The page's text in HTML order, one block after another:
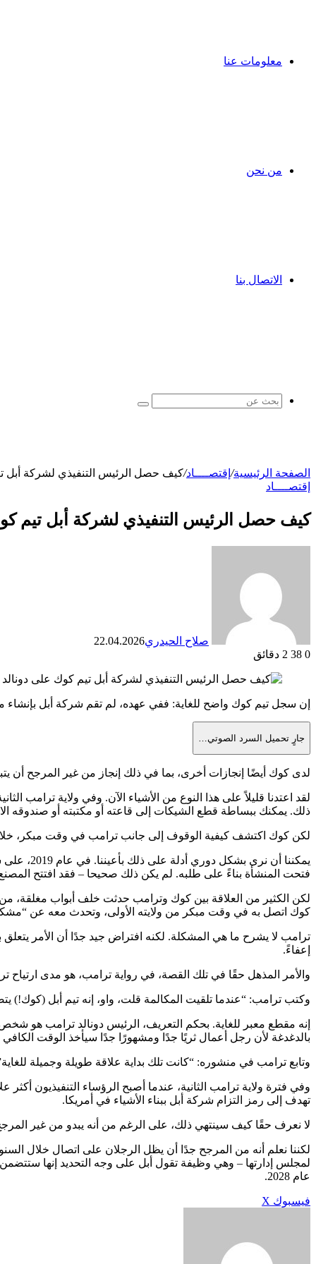
معلومات عنا
من نحن
الاتصال بنا
بحث
الصفحة الرئيسية/ إقتصــــاد/كيف حصل الرئيس التنفيذي لشركة أبل
إقتصــــاد
كيف حصل الرئيس التنفيذي لشركة أبل تيم
صلاح الحيدري22.04.2026
0
2 دقائق
إن سجل تيم كوك واضح للغاية: ففي عهده، لم تقم شركة أبل بإنشاء
جارٍ تحميل السرد الصوتي…
لدى كوك أيضًا إنجازات أخرى، بما في ذلك إنجاز من غير المرجح أن
لقد اعتدنا قليلاً على هذا النوع من الأشياء الآن. وفي ولاية ترامب
ذلك. يمكنك ببساطة قطع الشيكات إلى قاعته أو مكتبته أو صندوقه
لكن كوك اكتشف كيفية الوقوف إلى جانب ترامب في وقت مبكر، خلال
يمكننا
فتحت المنشأة بناءً على طلبه. لم يكن ذلك صحيحا – فقد افتتح المصنع في عام 2013، خلال إدارة أوباما – لكن كوك لم يكلف نفسه
لكن الكثير من العلاقة بين كوك وترامب حدثت خلف أبواب مغلقة،
كوك اتصل به في وقت مبكر من ولايته الأولى، وتحدث معه عن “مشكلة
ترامب لا يشرح ما هي المشكلة. لكنه افتراض جيد جدًا أن الأمر
إعفاءً.
والأمر المذهل حقًا في تلك القصة، في رواية ترامب، هو مدى ارتياح
وكتب ترامب: “عندما تلقيت المكالمة قلت، واو، إنه تيم أبل
إنه مقطع معبر للغاية. بحكم التعريف، الرئيس دونالد ترامب هو
بالدغدغة لأن رجل أعمال ثريًا جدًا ومشهورًا جدًا سيأخذ الوقت الكافي
وتابع ترامب في منشوره: “كانت تلك بداية علاقة طويلة وجميلة
وفي فترة ولاية ترامب الثانية، عندما أصبح الرؤساء التنفيذيون
تهدف إلى رمز التزام شركة أبل ببناء الأشياء في أمريكا.
لا نعرف حقًا كيف سينتهي ذلك، على الرغم من أنه يبدو من غير
لكننا نعلم أنه من المرجح جدًا أن يظل الرجلان على اتصال خلال
لمجلس إدارتها – وهي وظيفة تقول أبل على وجه التحديد إنها
عام 2028.
فيسبوك X